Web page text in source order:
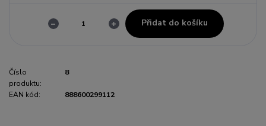
Přidat do košíku
Číslo
produktu:
8
EAN kód: 888600299112